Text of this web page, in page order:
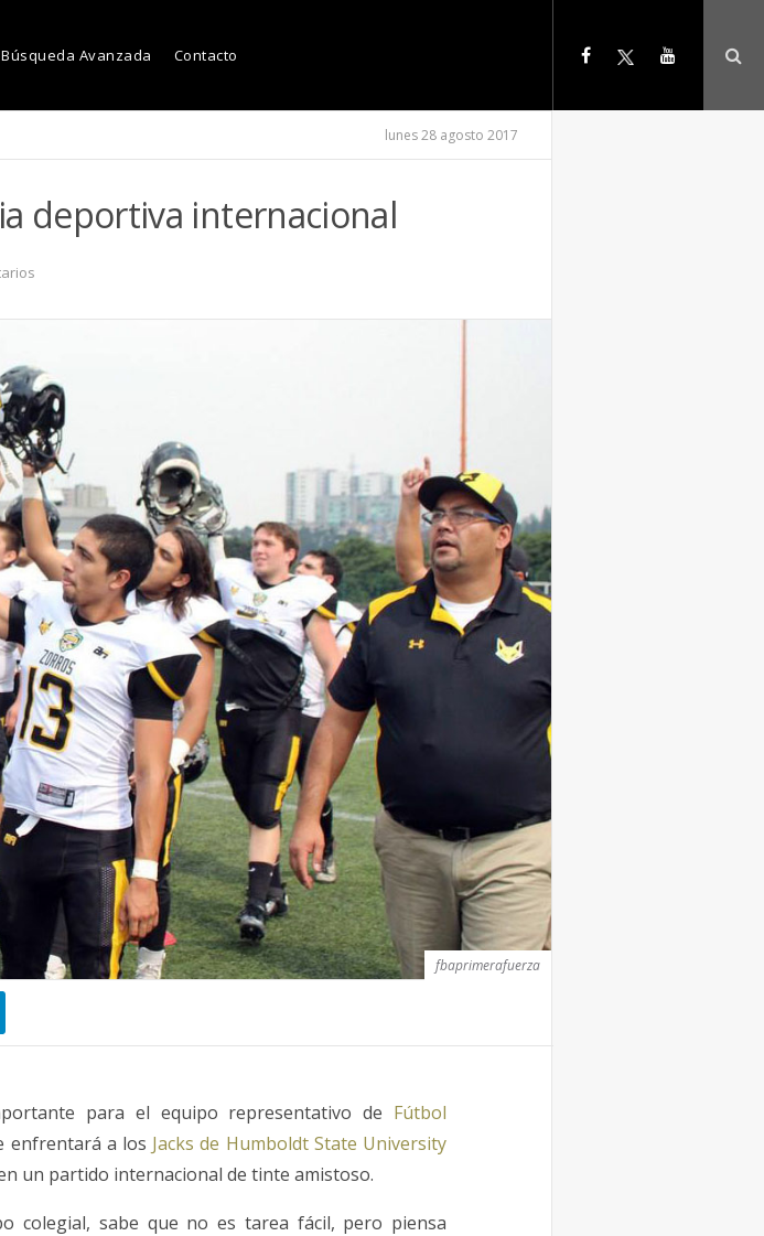
Búsqueda Avanzada Contacto
lunes 28 agosto 2017
deportiva internacional
fbaprimerafuerza
para el equipo representativo de Fútbol
enfrentará a los Jacks de Humboldt State University
un partido internacional de tinte amistoso.
colegial, sabe que no es tarea fácil, pero piensa